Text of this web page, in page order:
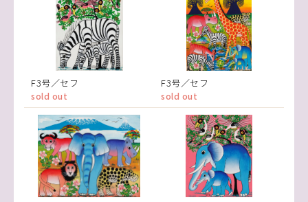
F3号／セフ
sold out
F3号／セフ
sold out